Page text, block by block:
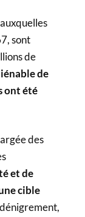
sont
de
de
ont été
des
et de
cible